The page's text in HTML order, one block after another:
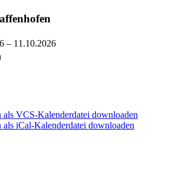
– 11.10.2026
VCS-Kalenderdatei downloaden
iCal-Kalenderdatei downloaden